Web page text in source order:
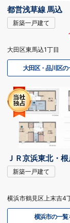
都営浅草線 馬込
新築一戸建て
大田区東馬込1丁目
大田区・品川区の
ＪＲ京浜東北・
新築一戸建て
横浜市鶴見区上末吉4
横浜市の一覧